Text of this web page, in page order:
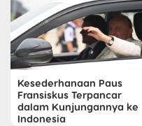
Kesederhanaan Paus
Fransiskus Terpancar
dalam Kunjungannya ke
Indonesia